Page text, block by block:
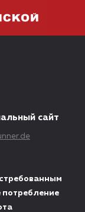
сайт
потребление